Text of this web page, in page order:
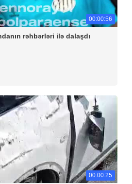
00:00:56
rəhbərləri ilə dalaşdı
00:00:25